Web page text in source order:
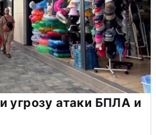
угрозу атаки БПЛА и